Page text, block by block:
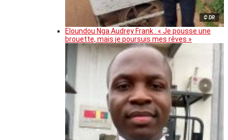
© DR
Eloundou Nga Audrey Frank : « Je pousse une
brouette, mais je poursuis mes rêves »